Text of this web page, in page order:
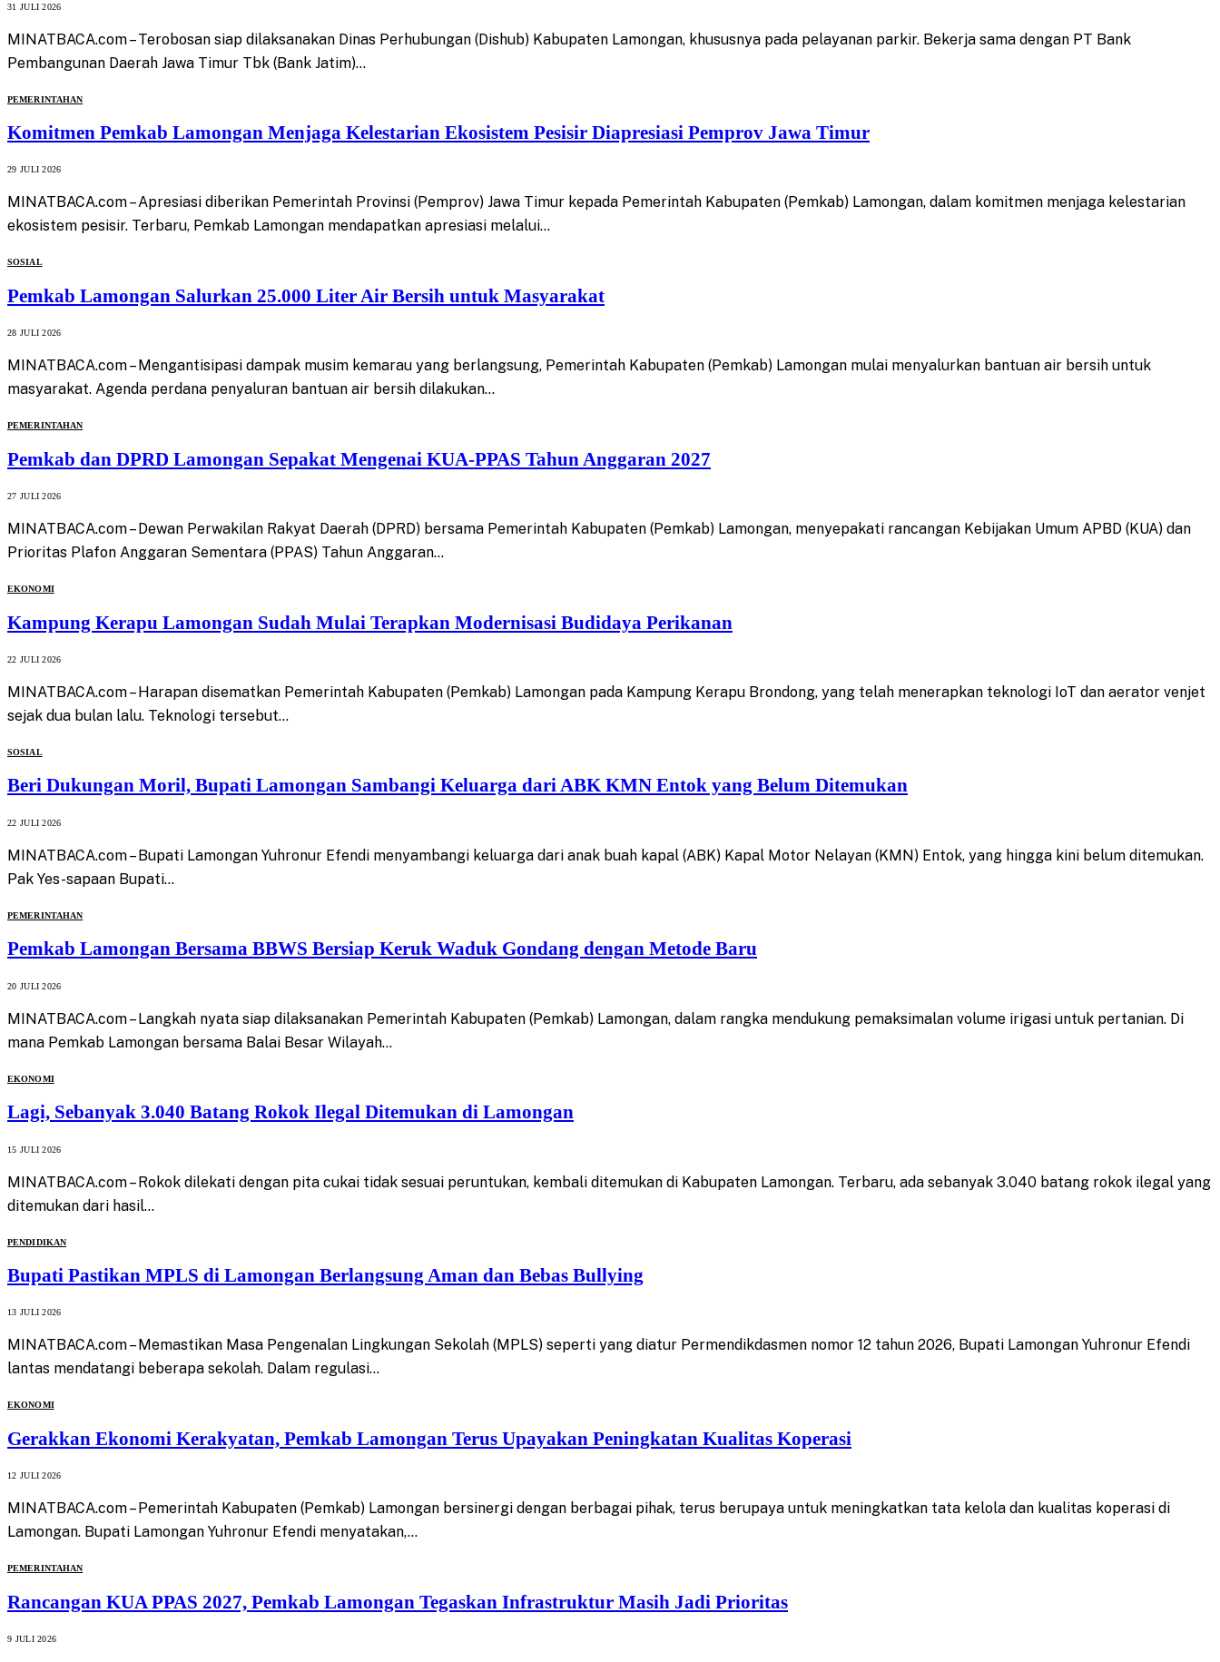
31 JULI 2026
MINATBACA.com – Terobosan siap dilaksanakan Dinas Perhubungan (Dishub) Kabupaten Lamongan, khususnya pada pelayanan parkir. Bekerja sama dengan PT Bank
Pembangunan Daerah Jawa Timur Tbk (Bank Jatim)…
PEMERINTAHAN
Komitmen Pemkab Lamongan Menjaga Kelestarian Ekosistem Pesisir Diapresiasi Pemprov Jawa Timur
29 JULI 2026
MINATBACA.com – Apresiasi diberikan Pemerintah Provinsi (Pemprov) Jawa Timur kepada Pemerintah Kabupaten (Pemkab) Lamongan, dalam komitmen menjaga kelestarian
ekosistem pesisir. Terbaru, Pemkab Lamongan mendapatkan apresiasi melalui…
SOSIAL
Pemkab Lamongan Salurkan 25.000 Liter Air Bersih untuk Masyarakat
28 JULI 2026
MINATBACA.com – Mengantisipasi dampak musim kemarau yang berlangsung, Pemerintah Kabupaten (Pemkab) Lamongan mulai menyalurkan bantuan air bersih untuk
masyarakat. Agenda perdana penyaluran bantuan air bersih dilakukan…
PEMERINTAHAN
Pemkab dan DPRD Lamongan Sepakat Mengenai KUA-PPAS Tahun Anggaran 2027
27 JULI 2026
MINATBACA.com – Dewan Perwakilan Rakyat Daerah (DPRD) bersama Pemerintah Kabupaten (Pemkab) Lamongan, menyepakati rancangan Kebijakan Umum APBD (KUA) dan
Prioritas Plafon Anggaran Sementara (PPAS) Tahun Anggaran…
EKONOMI
Kampung Kerapu Lamongan Sudah Mulai Terapkan Modernisasi Budidaya Perikanan
22 JULI 2026
MINATBACA.com – Harapan disematkan Pemerintah Kabupaten (Pemkab) Lamongan pada Kampung Kerapu Brondong, yang telah menerapkan teknologi IoT dan aerator venjet
sejak dua bulan lalu. Teknologi tersebut…
SOSIAL
Beri Dukungan Moril, Bupati Lamongan Sambangi Keluarga dari ABK KMN Entok yang Belum Ditemukan
22 JULI 2026
MINATBACA.com – Bupati Lamongan Yuhronur Efendi menyambangi keluarga dari anak buah kapal (ABK) Kapal Motor Nelayan (KMN) Entok, yang hingga kini belum ditemukan.
Pak Yes-sapaan Bupati…
PEMERINTAHAN
Pemkab Lamongan Bersama BBWS Bersiap Keruk Waduk Gondang dengan Metode Baru
20 JULI 2026
MINATBACA.com – Langkah nyata siap dilaksanakan Pemerintah Kabupaten (Pemkab) Lamongan, dalam rangka mendukung pemaksimalan volume irigasi untuk pertanian. Di
mana Pemkab Lamongan bersama Balai Besar Wilayah…
EKONOMI
Lagi, Sebanyak 3.040 Batang Rokok Ilegal Ditemukan di Lamongan
15 JULI 2026
MINATBACA.com – Rokok dilekati dengan pita cukai tidak sesuai peruntukan, kembali ditemukan di Kabupaten Lamongan. Terbaru, ada sebanyak 3.040 batang rokok ilegal yang
ditemukan dari hasil…
PENDIDIKAN
Bupati Pastikan MPLS di Lamongan Berlangsung Aman dan Bebas Bullying
13 JULI 2026
MINATBACA.com – Memastikan Masa Pengenalan Lingkungan Sekolah (MPLS) seperti yang diatur Permendikdasmen nomor 12 tahun 2026, Bupati Lamongan Yuhronur Efendi
lantas mendatangi beberapa sekolah. Dalam regulasi…
EKONOMI
Gerakkan Ekonomi Kerakyatan, Pemkab Lamongan Terus Upayakan Peningkatan Kualitas Koperasi
12 JULI 2026
MINATBACA.com – Pemerintah Kabupaten (Pemkab) Lamongan bersinergi dengan berbagai pihak, terus berupaya untuk meningkatkan tata kelola dan kualitas koperasi di
Lamongan. Bupati Lamongan Yuhronur Efendi menyatakan,…
PEMERINTAHAN
Rancangan KUA PPAS 2027, Pemkab Lamongan Tegaskan Infrastruktur Masih Jadi Prioritas
9 JULI 2026